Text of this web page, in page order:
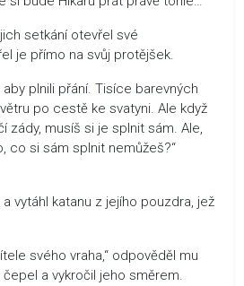
setkání otevřel své
je přímo na svůj protějšek.
plnili přání. Tisíce barevných
po cestě ke svatyni. Ale když
zády, musíš si je splnit sám. Ale,
co si sám splnit nemůžeš?“
vytáhl katanu z jejího pouzdra, jež
svého vraha,“ odpověděl mu
a vykročil jeho směrem.